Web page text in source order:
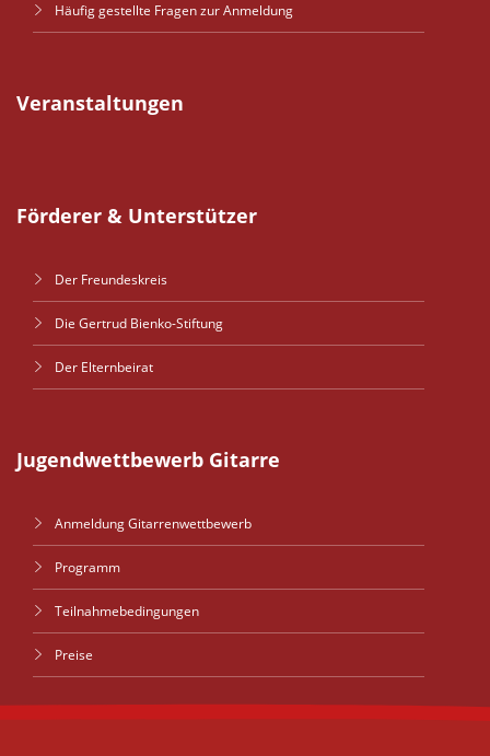
Häufig gestellte Fragen zur Anmeldung
Veranstaltungen
Förderer & Unterstützer
Der Freundeskreis
Die Gertrud Bienko-Stiftung
Der Elternbeirat
Jugendwettbewerb Gitarre
Anmeldung Gitarrenwettbewerb
Programm
Teilnahmebedingungen
Preise